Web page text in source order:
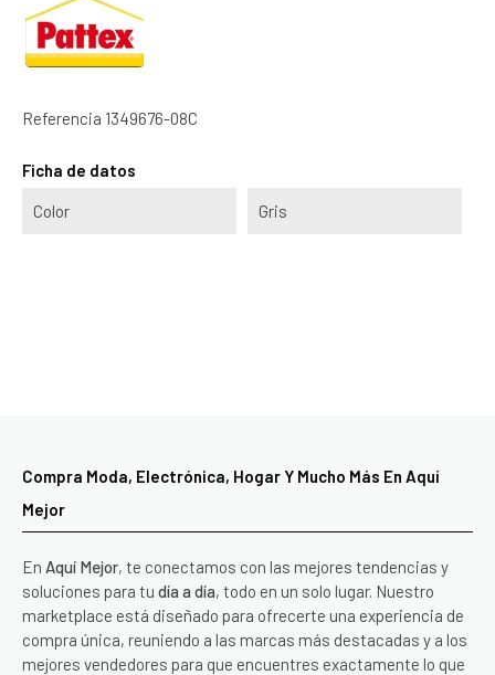
Referencia 1349676-08C
Ficha de datos
Color Gris
Compra Moda, Electrónica, Hogar Y Mucho Más En Aquí
Mejor
En Aquí Mejor, te conectamos con las mejores tendencias y
soluciones para tu día a día, todo en un solo lugar. Nuestro
marketplace está diseñado para ofrecerte una experiencia de
compra única, reuniendo a las marcas más destacadas y a los
mejores vendedores para que encuentres exactamente lo que